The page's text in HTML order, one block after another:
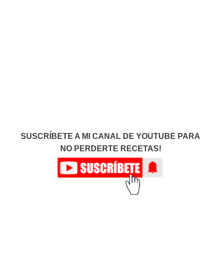
SUSCRÍBETE A MI CANAL DE YOUTUBE PARA
NO PERDERTE RECETAS!